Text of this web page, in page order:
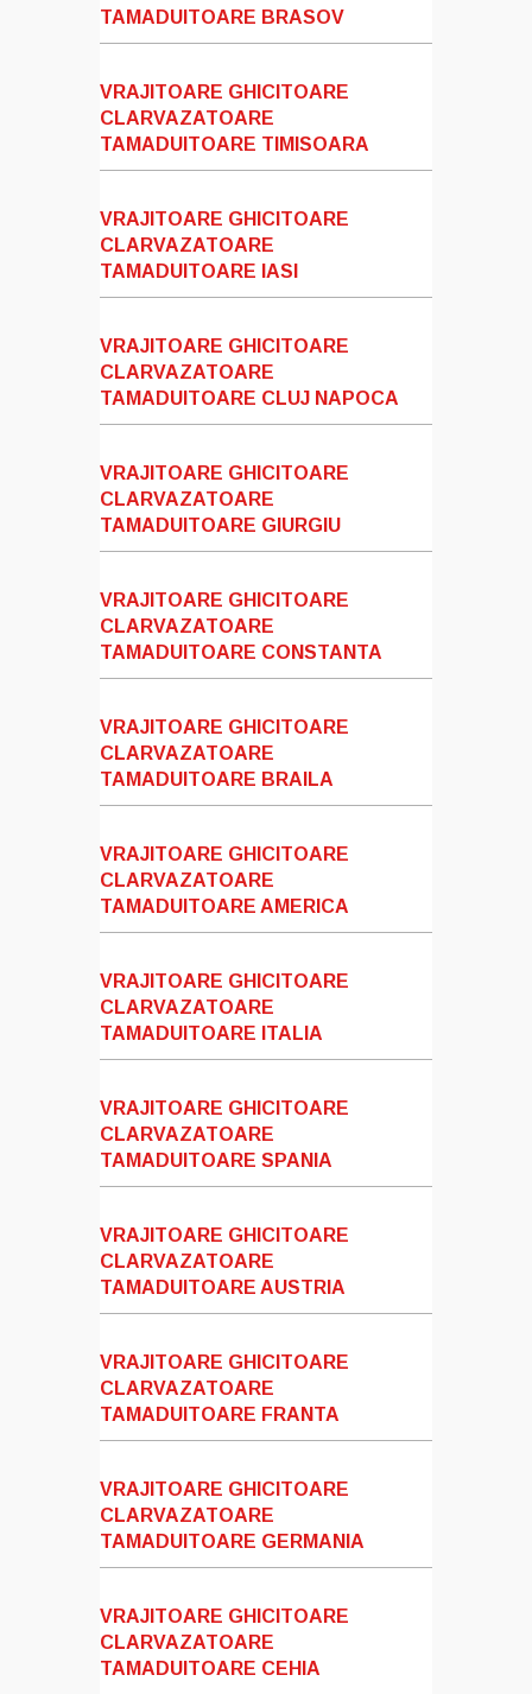
TAMADUITOARE BRASOV
VRAJITOARE GHICITOARE
CLARVAZATOARE
TAMADUITOARE TIMISOARA
VRAJITOARE GHICITOARE
CLARVAZATOARE
TAMADUITOARE IASI
VRAJITOARE GHICITOARE
CLARVAZATOARE
TAMADUITOARE CLUJ NAPOCA
VRAJITOARE GHICITOARE
CLARVAZATOARE
TAMADUITOARE GIURGIU
VRAJITOARE GHICITOARE
CLARVAZATOARE
TAMADUITOARE CONSTANTA
VRAJITOARE GHICITOARE
CLARVAZATOARE
TAMADUITOARE BRAILA
VRAJITOARE GHICITOARE
CLARVAZATOARE
TAMADUITOARE AMERICA
VRAJITOARE GHICITOARE
CLARVAZATOARE
TAMADUITOARE ITALIA
VRAJITOARE GHICITOARE
CLARVAZATOARE
TAMADUITOARE SPANIA
VRAJITOARE GHICITOARE
CLARVAZATOARE
TAMADUITOARE AUSTRIA
VRAJITOARE GHICITOARE
CLARVAZATOARE
TAMADUITOARE FRANTA
VRAJITOARE GHICITOARE
CLARVAZATOARE
TAMADUITOARE GERMANIA
VRAJITOARE GHICITOARE
CLARVAZATOARE
TAMADUITOARE CEHIA